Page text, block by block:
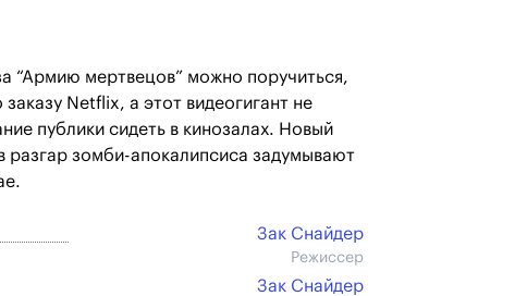
“Армию мертвецов” можно поручиться,
Netflix, а этот видеогигант не
публики сидеть в кинозалах. Новый
зомби-апокалипсиса задумывают
Зак Снайдер
Режиссер
Зак Снайдер